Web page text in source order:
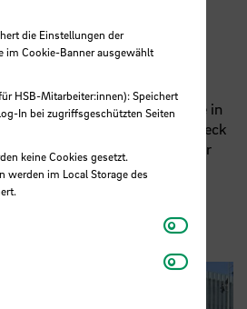
ist Physiotherapeut und
Manuelle Therapie,
und klinische
Er promovierte und habilitierte in
an der Universität zu Lübeck
und Herausgeber medizinischer
befasst sich mit
therapeutischen
auf Praxiserfahrungen in der
Schmerzpatient:innen.
die Einstellungen der
im Cookie-Banner ausgewählt
HSB-Mitarbeiter:innen): Speichert
In bei zugriffsgeschützten Seiten
keine Cookies gesetzt.
werden im Local Storage des
Matomo
Youtube